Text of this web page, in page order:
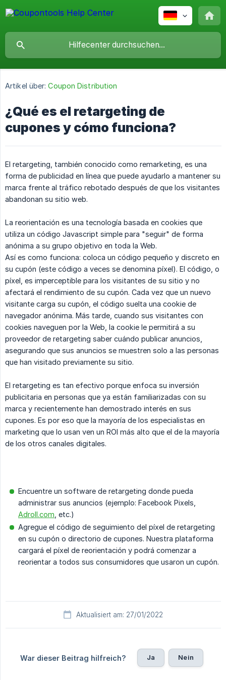
Artikel über: Coupon Distribution
¿Qué es el retargeting de
cupones y cómo funciona?
El retargeting, también conocido como remarketing, es una
forma de publicidad en línea que puede ayudarlo a mantener su
marca frente al tráfico rebotado después de que los visitantes
abandonan su sitio web.
La reorientación es una tecnología basada en cookies que
utiliza un código Javascript simple para "seguir" de forma
anónima a su grupo objetivo en toda la Web.
Así es como funciona: coloca un código pequeño y discreto en
su cupón (este código a veces se denomina píxel). El código, o
píxel, es imperceptible para los visitantes de su sitio y no
afectará el rendimiento de su cupón. Cada vez que un nuevo
visitante carga su cupón, el código suelta una cookie de
navegador anónima. Más tarde, cuando sus visitantes con
cookies naveguen por la Web, la cookie le permitirá a su
proveedor de retargeting saber cuándo publicar anuncios,
asegurando que sus anuncios se muestren solo a las personas
que han visitado previamente su sitio.
El retargeting es tan efectivo porque enfoca su inversión
publicitaria en personas que ya están familiarizadas con su
marca y recientemente han demostrado interés en sus
cupones. Es por eso que la mayoría de los especialistas en
marketing que lo usan ven un ROI más alto que el de la mayoría
de los otros canales digitales.
Encuentre un software de retargeting donde pueda
administrar sus anuncios (ejemplo: Facebook Pixels,
Adroll.com , etc.)
Agregue el código de seguimiento del píxel de retargeting
en su cupón o directorio de cupones. Nuestra plataforma
cargará el píxel de reorientación y podrá comenzar a
reorientar a todos sus consumidores que usaron un cupón.
Aktualisiert am: 27/01/2022
War dieser Beitrag hilfreich? Ja Nein